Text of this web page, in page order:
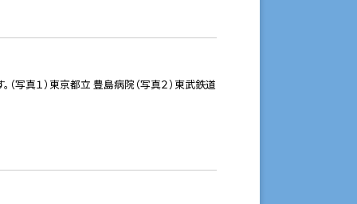
写真１）東京都立 豊島病院（写真２）東武鉄道